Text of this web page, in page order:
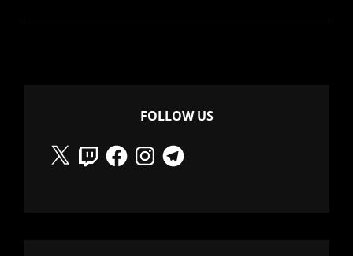
FOLLOW US
X
TwitchFacebookInstagramTelegram